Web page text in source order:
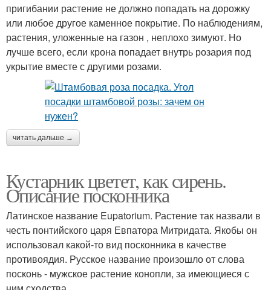
пригибании растение не должно попадать на дорожку
или любое другое каменное покрытие. По наблюдениям,
растения, уложенные на газон , неплохо зимуют. Но
лучше всего, если крона попадает внутрь розария под
укрытие вместе с другими розами.
читать дальше →
Кустарник цветет, как сирень.
Описание посконника
Латинское название Eupatorium. Растение так назвали в
честь понтийского царя Евпатора Митридата. Якобы он
использовал какой-то вид посконника в качестве
противоядия. Русское название произошло от слова
посконь - мужское растение конопли, за имеющиеся с